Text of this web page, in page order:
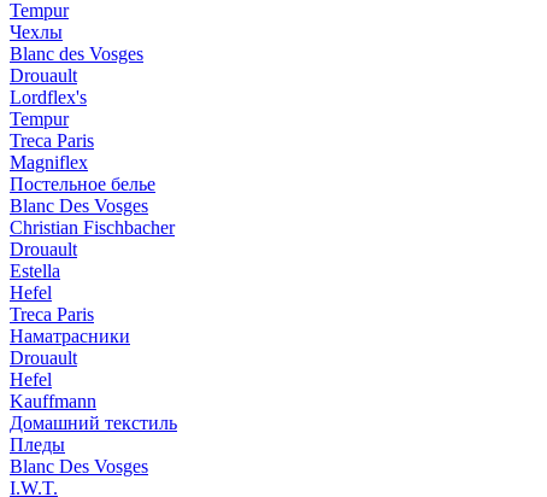
Tempur
Чехлы
Blanc des Vosges
Drouault
Lordflex's
Tempur
Treca Paris
Magniflex
Постельное белье
Blanc Des Vosges
Christian Fischbacher
Drouault
Estella
Hefel
Treca Paris
Наматрасники
Drouault
Hefel
Kauffmann
Домашний текстиль
Пледы
Blanc Des Vosges
I.W.T.